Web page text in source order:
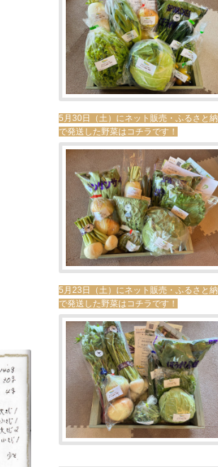
5月30日（土）にネット販売・ふるさと
で発送した野菜はコチラです！
5月23日（土）にネット販売・ふるさと
で発送した野菜はコチラです！